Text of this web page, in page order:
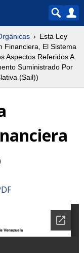
Esta Ley
Financiera, El Sistema
Aspectos Referidos A
Suministrado Por
(Sail))